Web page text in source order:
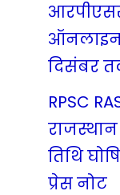
दिसंबर
RPSC
राजस्थान
तिथि
प्रेस नोट